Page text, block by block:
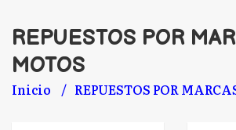
REPUESTOS POR
MOTOS
Inicio REPUESTOS POR